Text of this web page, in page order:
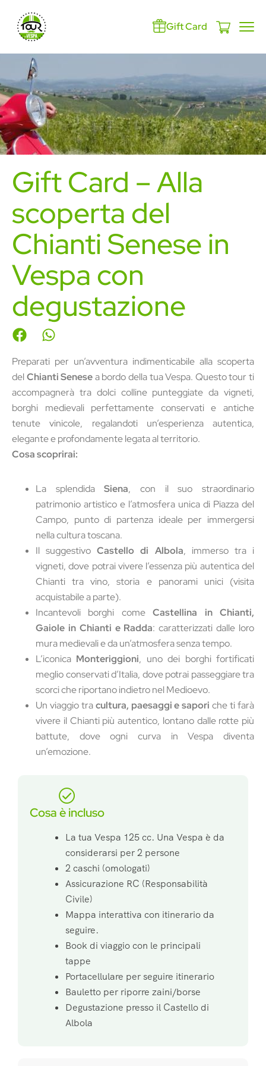
Gift Card
Gift Card – Alla
scoperta del
Chianti Senese in
Vespa con
degustazione
Preparati per un’avventura indimenticabile alla scoperta
delChianti Senesea bordo della tua Vespa. Questo tour ti
accompagnerà tra dolci colline punteggiate da vigneti,
borghi medievali perfettamente conservati e antiche
tenute vinicole, regalandoti un’esperienza autentica,
elegante e profondamente legata al territorio.
Cosa scoprirai:
La splendidaSiena, con il suo straordinario
patrimonio artistico e l’atmosfera unica di Piazza del
Campo, punto di partenza ideale per immergersi
nella cultura toscana.
Il suggestivoCastello di Albola, immerso tra i
vigneti, dove potrai vivere l’essenza più autentica del
Chianti tra vino, storia e panorami unici (visita
acquistabile a parte).
Incantevoli borghi comeCastellina in Chianti,
Gaiole in Chianti e Radda: caratterizzati dalle loro
mura medievali e da un’atmosfera senza tempo.
L’iconica Monteriggioni, uno dei borghi fortificati
meglio conservati d’Italia, dove potrai passeggiare tra
scorci che riportano indietro nel Medioevo.
Un viaggio tracultura, paesaggi e sapori che ti farà
vivere il Chianti più autentico, lontano dalle rotte più
battute, dove ogni curva in Vespa diventa
un’emozione.
Cosa è incluso
La tua Vespa 125 cc. Una Vespa è da
considerarsi per 2 persone
2 caschi (omologati)
Assicurazione RC (Responsabilità
Civile)
Mappa interattiva con itinerario da
seguire.
Book di viaggio con le principali
tappe
Portacellulare per seguire itinerario
Bauletto per riporre zaini/borse
Degustazione presso il Castello di
Albola